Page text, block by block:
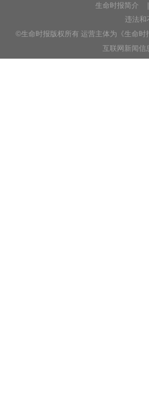
生命时报简介
违法和
©生命时报版权所有 运营主体为《生命
互联网新闻信